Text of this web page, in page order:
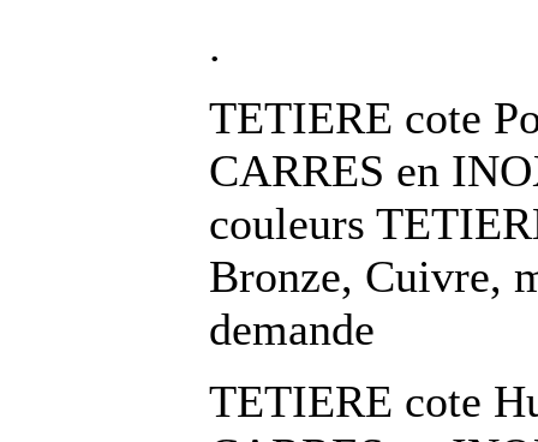
.
TETIERE cote
CARRES en
couleurs
Bronze, Cuivre,
demande
TETIERE cote